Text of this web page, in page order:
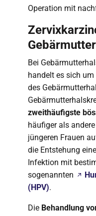
Operation mit
Bei
handelt es sich
des
zweithäufigste
häufiger als
jüngeren Frauen
die Entstehung
Infektion mit
sogenannten
(HPV).
Die Behandlung